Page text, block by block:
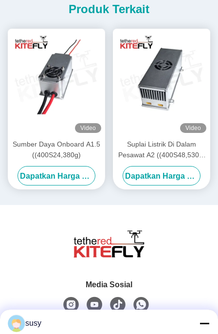
Produk Terkait
Video
Sumber Daya Onboard A1.5
((400S24,380g)
Dapatkan Harga Terbaik
Video
Suplai Listrik Di Dalam
Pesawat A2 ((400S48,530g)
Kitefiy
Dapatkan Harga Terbaik
Media Sosial
susy